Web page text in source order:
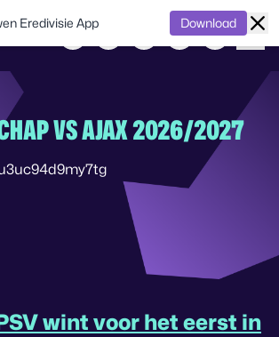
VS AJAX 2026/2027
wint voor het eerst in
Eredivisie App Download